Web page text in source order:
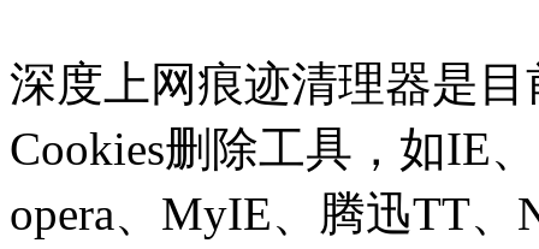
深度上网痕迹清理器是
Cookies删除工具，如IE
opera、MyIE、腾迅TT、